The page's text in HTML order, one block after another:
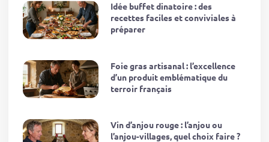
Idée buffet dinatoire : des
recettes faciles et conviviales à
préparer
Foie gras artisanal : l’excellence
d’un produit emblématique du
terroir français
Vin d’anjou rouge : l’anjou ou
l’anjou-villages, quel choix faire ?